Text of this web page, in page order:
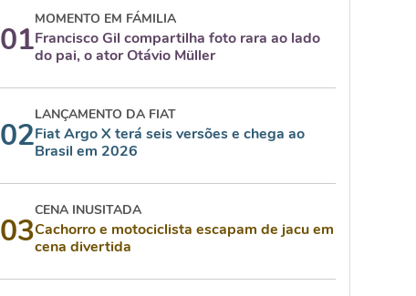
01
MOMENTO EM FÁMILIA
Francisco Gil compartilha foto rara ao lado
do pai, o ator Otávio Müller
02
LANÇAMENTO DA FIAT
Fiat Argo X terá seis versões e chega ao
Brasil em 2026
03
CENA INUSITADA
Cachorro e motociclista escapam de jacu em
cena divertida